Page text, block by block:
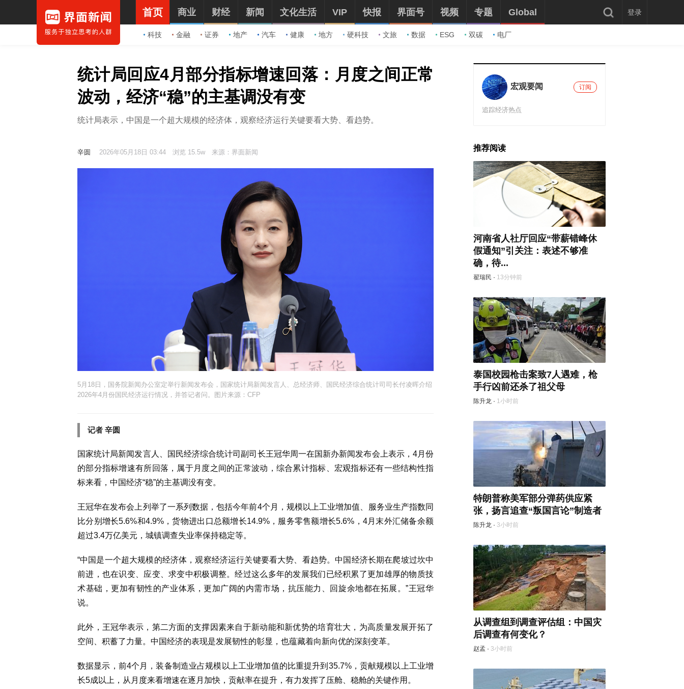
首页
科技 金融 证券 地产 汽车 健康 地方 硬科技 文旅 数据 ESG 双碳 电厂
商业 财经 新闻 文化生活 VIP 快报 界面号 视频 专题 Global 登录
统计局回应4月部分指标增速回落：月度之间正常
波动，经济“稳”的主基调没有变
统计局表示，中国是一个超大规模的经济体，观察经济运行关键要看大势、看趋势。
辛圆 2026年05月18日 03:44 浏览 15.5w 来源：界面新闻
5月18日，国务院新闻办公室定举行新闻发布会，国家统计局新闻发言人、总经济师、国民经济综合统计司司长付凌晖介绍
2026年4月份国民经济运行情况，并答记者问。图片来源：CFP
记者 辛圆
国家统计局新闻发言人、国民经济综合统计司副司长王冠华周一在国新办新闻发布会上表示，4月份
的部分指标增速有所回落，属于月度之间的正常波动，综合累计指标、宏观指标还有一些结构性指
标来看，中国经济“稳”的主基调没有变。
王冠华在发布会上列举了一系列数据，包括今年前4个月，规模以上工业增加值、服务业生产指数同
比分别增长5.6%和4.9%，货物进出口总额增长14.9%，服务零售额增长5.6%，4月末外汇储备余额
超过3.4万亿美元，城镇调查失业率保持稳定等。
“中国是一个超大规模的经济体，观察经济运行关键要看大势、看趋势。中国经济长期在爬坡过坎中
前进，也在识变、应变、求变中积极调整。经过这么多年的发展我们已经积累了更加雄厚的物质技
术基础，更加有韧性的产业体系，更加广阔的内需市场，抗压能力、回旋余地都在拓展。”王冠华
说。
此外，王冠华表示，第二方面的支撑因素来自于新动能和新优势的培育壮大，为高质量发展开拓了
空间、积蓄了力量。中国经济的表现是发展韧性的彰显，也蕴藏着向新向优的深刻变革。
数据显示，前4个月，装备制造业占规模以上工业增加值的比重提升到35.7%，贡献规模以上工业增
长5成以上，从月度来看增速在逐月加快，贡献率在提升，有力发挥了压舱、稳舱的关键作用。
宏观要闻 订阅
追踪经济热点
推荐阅读
河南省人社厅回应“带薪错峰休
假通知”引关注：表述不够准
确，待...
翟瑞民 · 13分钟前
泰国校园枪击案致7人遇难，枪
手行凶前还杀了祖父母
陈升龙 · 1小时前
特朗普称美军部分弹药供应紧
张，扬言追查“叛国言论”制造者
陈升龙 · 3小时前
从调查组到调查评估组：中国灾
后调查有何变化？
赵孟 · 3小时前